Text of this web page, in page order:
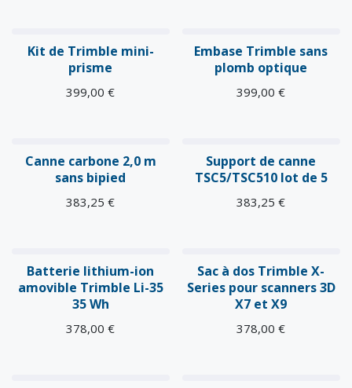
Kit de Trimble mini-
prisme
399,00 €
Embase Trimble sans
plomb optique
399,00 €
Canne carbone 2,0 m
sans bipied
383,25 €
Support de canne
TSC5/TSC510 lot de 5
383,25 €
Batterie lithium-ion
amovible Trimble Li-35
35 Wh
378,00 €
Sac à dos Trimble X-
Series pour scanners 3D
X7 et X9
378,00 €